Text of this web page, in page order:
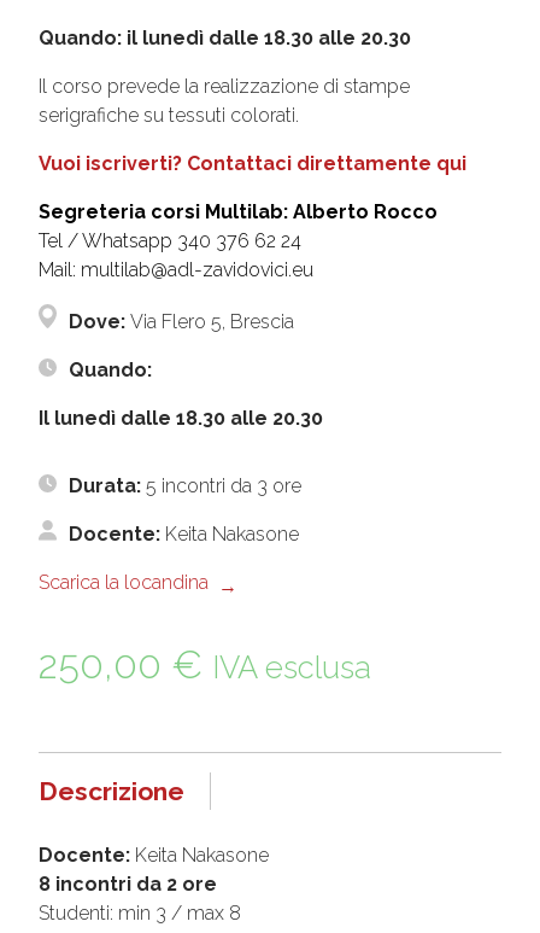
Quando: il lunedì dalle 18.30 alle 20.30
Il corso prevede la realizzazione di stampe
serigrafiche su tessuti colorati.
Vuoi iscriverti? Contattaci direttamente qui
Segreteria corsi Multilab: Alberto Rocco
Tel / Whatsapp 340 376 62 24
Mail: multilab@adl-zavidovici.eu
Dove: Via Flero 5, Brescia
Quando:
Il lunedì dalle 18.30 alle 20.30
Durata: 5 incontri da 3 ore
Docente: Keita Nakasone
Scarica la locandina
250,00 € IVA esclusa
Descrizione
Docente: Keita Nakasone
8 incontri da 2 ore
Studenti: min 3 / max 8